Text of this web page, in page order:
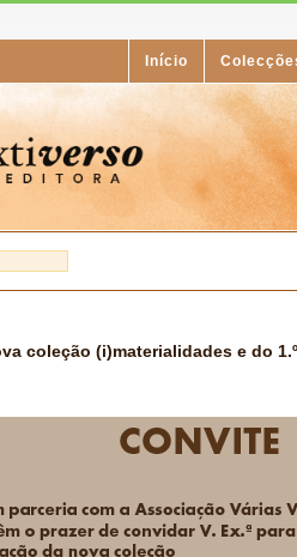
Início
coleção (i)materialidades e do